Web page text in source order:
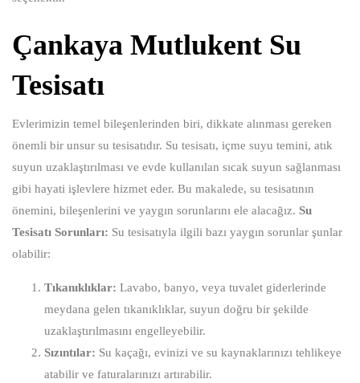
Çankaya Mutlukent Su
Tesisatı
Evlerimizin temel bileşenlerinden biri, dikkate alınması gereken
önemli bir unsur su tesisatıdır. Su tesisatı, içme suyu temini, atık
suyun uzaklaştırılması ve evde kullanılan sıcak suyun sağlanması
gibi hayati işlevlere hizmet eder. Bu makalede, su tesisatının
önemini, bileşenlerini ve yaygın sorunlarını ele alacağız. Su
Tesisatı Sorunları: Su tesisatıyla ilgili bazı yaygın sorunlar şunlar
olabilir:
Tıkanıklıklar: Lavabo, banyo, veya tuvalet giderlerinde
meydana gelen tıkanıklıklar, suyun doğru bir şekilde
uzaklaştırılmasını engelleyebilir.
Sızıntılar: Su kaçağı, evinizi ve su kaynaklarınızı tehlikeye
atabilir ve faturalarınızı artırabilir.